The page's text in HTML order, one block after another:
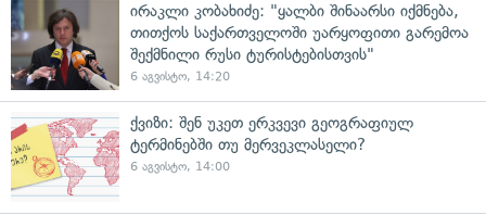
ირაკლი კობახიძე: "ყალბი შინაარსი იქმნება,
თითქოს საქართველოში უარყოფითი გარემოა
შექმნილი რუსი ტურისტებისთვის"
6 აგვისტო, 14:20
ქვიზი: შენ უკეთ ერკვევი გეოგრაფიულ
ტერმინებში თუ მერვეკლასელი?
6 აგვისტო, 14:00